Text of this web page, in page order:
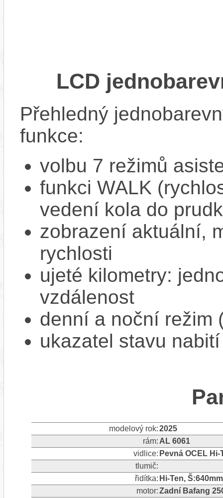
LCD
Přehledný
funkce:
volbu 7 režimů
funkci WALK
vedení kola do
zobrazení aktuální,
rychlosti
ujeté kilometry:
vzdálenost
denní a noční režim
ukazatel stavu
modelový rok:2025
rám: AL 6061
vidlice: Pevná OCEL Hi-
tlumič:
řidítka: Hi-Ten, Š:640mm
motor:Zadní Bafang